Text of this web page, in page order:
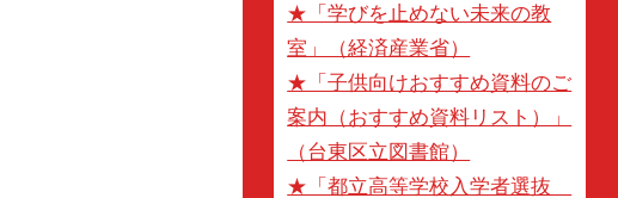
★「学びを止めない未来の教
室」（経済産業省）
★「子供向けおすすめ資料のご
案内（おすすめ資料リスト）」
（台東区立図書館）
★「都立高等学校入学者選抜